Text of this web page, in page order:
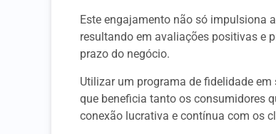
Este engajamento não só impulsiona
resultando em avaliações positivas e
prazo do negócio.
Utilizar um programa de fidelidade
que beneficia tanto os consumidores
conexão lucrativa e contínua com os